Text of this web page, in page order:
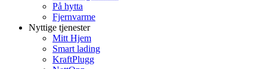
På hytta
Fjernvarme
Nyttige tjenester
Mitt Hjem
Smart lading
KraftPlugg